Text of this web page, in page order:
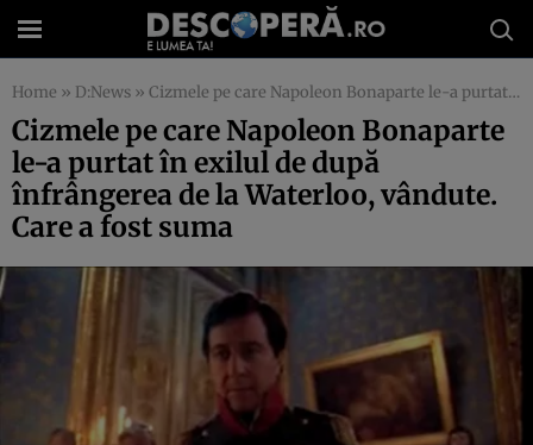
Home » D:News » Cizmele pe care Napoleon Bonaparte le-a purtat în exilul de după înfrângerea de la Waterloo, vândute. Care a fost suma
Cizmele pe care Napoleon Bonaparte
le-a purtat în exilul de după
înfrângerea de la Waterloo, vândute.
Care a fost suma